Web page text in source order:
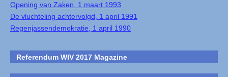
Opening van Zaken, 1 maart 1993
De vluchteling achtervolgd, 1 april 1991
Regenjassendemokratie, 1 april 1990
Referendum WIV 2017 Magazine